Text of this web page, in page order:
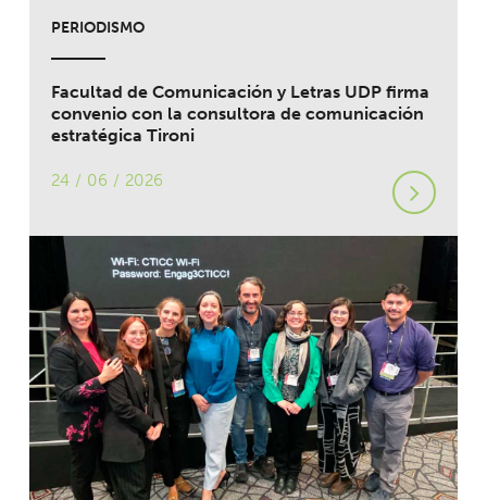
PERIODISMO
Facultad de Comunicación y Letras UDP firma
convenio con la consultora de comunicación
estratégica Tironi
24 / 06 / 2026